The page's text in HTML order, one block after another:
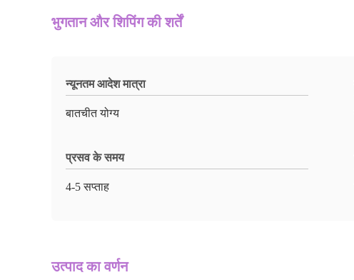
भुगतान और शिपिंग की शर्तें
न्यूनतम आदेश मात्रा
बातचीत योग्य
प्रसव के समय
4-5 सप्ताह
उत्पाद का वर्णन